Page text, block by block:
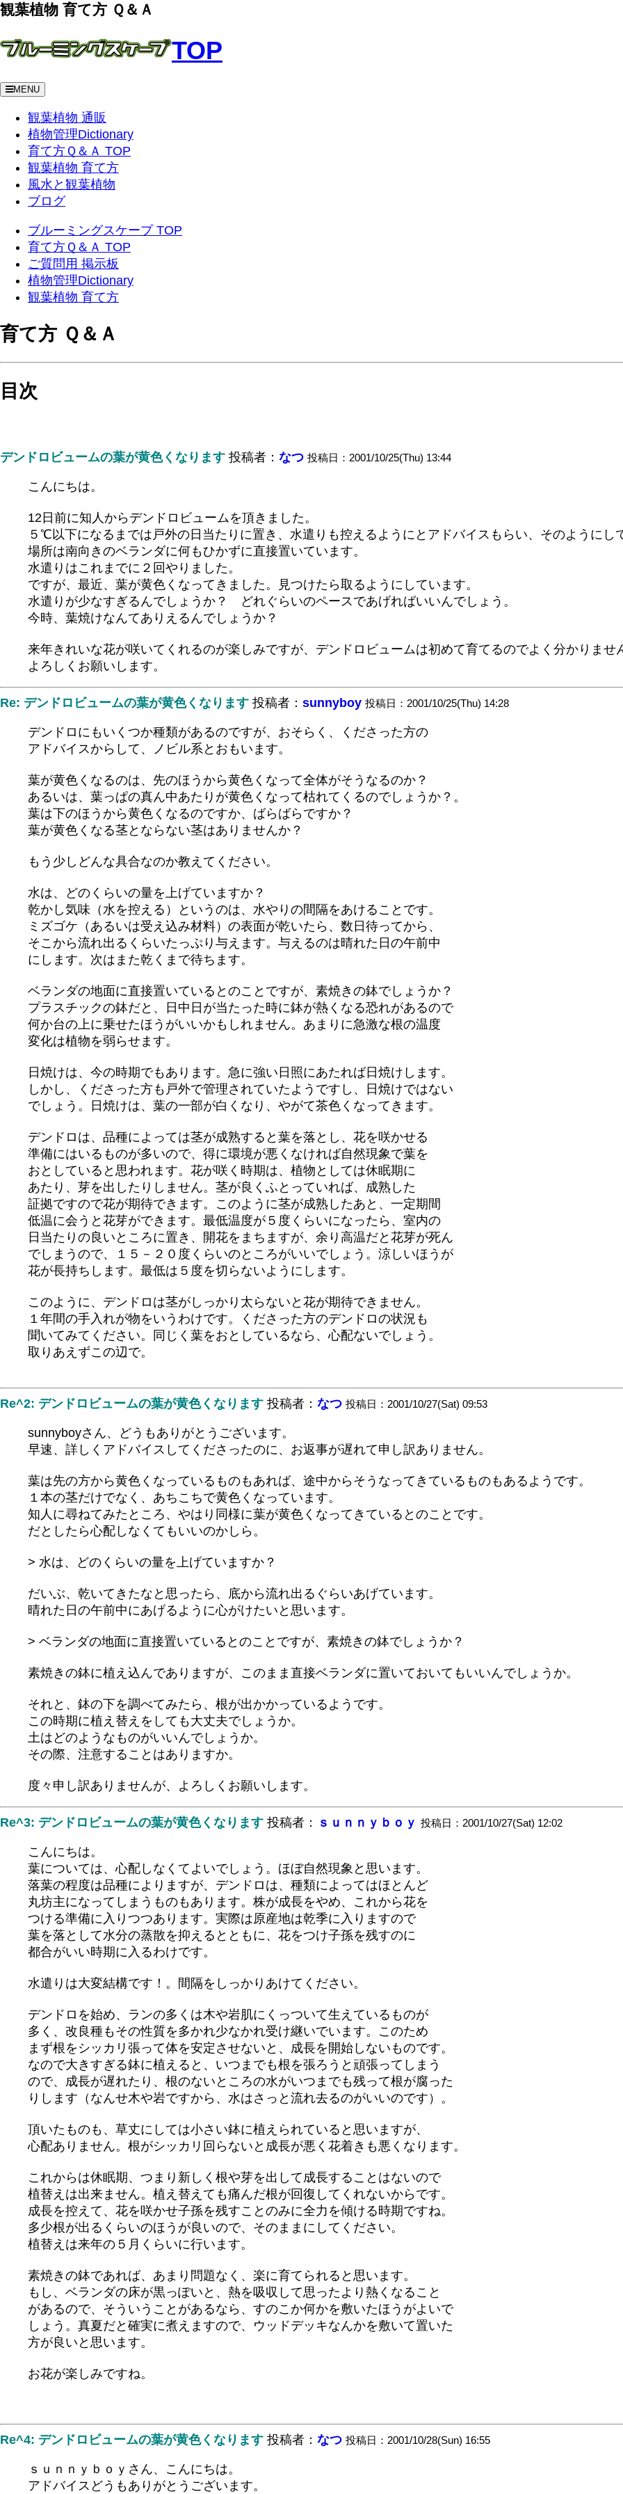
観葉植物 育て方 Ｑ＆Ａ
TOP
MENU
観葉植物 通販
植物管理Dictionary
育て方Ｑ＆Ａ TOP
観葉植物 育て方
風水と観葉植物
ブログ
ブルーミングスケープ TOP
育て方Ｑ＆Ａ TOP
ご質問用 掲示板
植物管理Dictionary
観葉植物 育て方
育て方 Ｑ＆Ａ
目次
デンドロビュームの葉が黄色くなります 投稿者： なつ 投稿日：2001/10/25(Thu) 13:44
こんにちは。
12日前に知人からデンドロビュームを頂きました。
５℃以下になるまでは戸外の日当たりに置き、水遣りも控えるようにとアドバイスもらい、そのようにし
場所は南向きのベランダに何もひかずに直接置いています。
水遣りはこれまでに２回やりました。
ですが、最近、葉が黄色くなってきました。見つけたら取るようにしています。
水遣りが少なすぎるんでしょうか？ どれぐらいのペースであげればいいんでしょう。
今時、葉焼けなんてありえるんでしょうか？
来年きれいな花が咲いてくれるのが楽しみですが、デンドロビュームは初めて育てるのでよく分かりませ
よろしくお願いします。
Re: デンドロビュームの葉が黄色くなります 投稿者： sunnyboy 投稿日：2001/10/25(Thu) 14:28
デンドロにもいくつか種類があるのですが、おそらく、くださった方の
アドバイスからして、ノビル系とおもいます。
葉が黄色くなるのは、先のほうから黄色くなって全体がそうなるのか？
あるいは、葉っぱの真ん中あたりが黄色くなって枯れてくるのでしょうか？。
葉は下のほうから黄色くなるのですか、ばらばらですか？
葉が黄色くなる茎とならない茎はありませんか？
もう少しどんな具合なのか教えてください。
水は、どのくらいの量を上げていますか？
乾かし気味（水を控える）というのは、水やりの間隔をあけることです。
ミズゴケ（あるいは受え込み材料）の表面が乾いたら、数日待ってから、
そこから流れ出るくらいたっぷり与えます。与えるのは晴れた日の午前中
にします。次はまた乾くまで待ちます。
ベランダの地面に直接置いているとのことですが、素焼きの鉢でしょうか？
プラスチックの鉢だと、日中日が当たった時に鉢が熱くなる恐れがあるので
何か台の上に乗せたほうがいいかもしれません。あまりに急激な根の温度
変化は植物を弱らせます。
日焼けは、今の時期でもあります。急に強い日照にあたれば日焼けします。
しかし、くださった方も戸外で管理されていたようですし、日焼けではない
でしょう。日焼けは、葉の一部が白くなり、やがて茶色くなってきます。
デンドロは、品種によっては茎が成熟すると葉を落とし、花を咲かせる
準備にはいるものが多いので、得に環境が悪くなければ自然現象で葉を
おとしていると思われます。花が咲く時期は、植物としては休眠期に
あたり、芽を出したりしません。茎が良くふとっていれば、成熟した
証拠ですので花が期待できます。このように茎が成熟したあと、一定期間
低温に会うと花芽ができます。最低温度が５度くらいになったら、室内の
日当たりの良いところに置き、開花をまちますが、余り高温だと花芽が死ん
でしまうので、１５－２０度くらいのところがいいでしょう。涼しいほうが
花が長持ちします。最低は５度を切らないようにします。
このように、デンドロは茎がしっかり太らないと花が期待できません。
１年間の手入れが物をいうわけです。くださった方のデンドロの状況も
聞いてみてください。同じく葉をおとしているなら、心配ないでしょう。
取りあえずこの辺で。
Re^2: デンドロビュームの葉が黄色くなります 投稿者： なつ 投稿日：2001/10/27(Sat) 09:53
sunnyboyさん、どうもありがとうございます。
早速、詳しくアドバイスしてくださったのに、お返事が遅れて申し訳ありません。
葉は先の方から黄色くなっているものもあれば、途中からそうなってきているものもあるようです。
１本の茎だけでなく、あちこちで黄色くなっています。
知人に尋ねてみたところ、やはり同様に葉が黄色くなってきているとのことです。
だとしたら心配しなくてもいいのかしら。
> 水は、どのくらいの量を上げていますか？
だいぶ、乾いてきたなと思ったら、底から流れ出るぐらいあげています。
晴れた日の午前中にあげるように心がけたいと思います。
> ベランダの地面に直接置いているとのことですが、素焼きの鉢でしょうか？
素焼きの鉢に植え込んでありますが、このまま直接ベランダに置いておいてもいいんでしょうか。
それと、鉢の下を調べてみたら、根が出かかっているようです。
この時期に植え替えをしても大丈夫でしょうか。
土はどのようなものがいいんでしょうか。
その際、注意することはありますか。
度々申し訳ありませんが、よろしくお願いします。
Re^3: デンドロビュームの葉が黄色くなります 投稿者： ｓｕｎｎｙｂｏｙ 投稿日：2001/10/27(Sat) 12:02
こんにちは。
葉については、心配しなくてよいでしょう。ほぼ自然現象と思います。
落葉の程度は品種によりますが、デンドロは、種類によってはほとんど
丸坊主になってしまうものもあります。株が成長をやめ、これから花を
つける準備に入りつつあります。実際は原産地は乾季に入りますので
葉を落として水分の蒸散を抑えるとともに、花をつけ子孫を残すのに
都合がいい時期に入るわけです。
水遣りは大変結構です！。間隔をしっかりあけてください。
デンドロを始め、ランの多くは木や岩肌にくっついて生えているものが
多く、改良種もその性質を多かれ少なかれ受け継いでいます。このため
まず根をシッカリ張って体を安定させないと、成長を開始しないものです。
なので大きすぎる鉢に植えると、いつまでも根を張ろうと頑張ってしまう
ので、成長が遅れたり、根のないところの水がいつまでも残って根が腐った
りします（なんせ木や岩ですから、水はさっと流れ去るのがいいのです）。
頂いたものも、草丈にしては小さい鉢に植えられていると思いますが、
心配ありません。根がシッカリ回らないと成長が悪く花着きも悪くなります。
これからは休眠期、つまり新しく根や芽を出して成長することはないので
植替えは出来ません。植え替えても痛んだ根が回復してくれないからです。
成長を控えて、花を咲かせ子孫を残すことのみに全力を傾ける時期ですね。
多少根が出るくらいのほうが良いので、そのままにしてください。
植替えは来年の５月くらいに行います。
素焼きの鉢であれば、あまり問題なく、楽に育てられると思います。
もし、ベランダの床が黒っぽいと、熱を吸収して思ったより熱くなること
があるので、そういうことがあるなら、すのこか何かを敷いたほうがよいで
しょう。真夏だと確実に煮えますので、ウッドデッキなんかを敷いて置いた
方が良いと思います。
お花が楽しみですね。
Re^4: デンドロビュームの葉が黄色くなります 投稿者： なつ 投稿日：2001/10/28(Sun) 16:55
ｓｕｎｎｙｂｏｙさん、こんにちは。
アドバイスどうもありがとうございます。